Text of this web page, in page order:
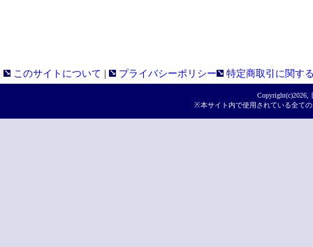
このサイトについて プライバシーポリシー 特定商取引に関す
Copyright(c)2026,
※本サイト内で使用されている全て